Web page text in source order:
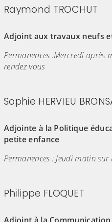
Raymond TROCHUT
Adjoint aux travaux neufs
Permanences :Mercredi
rendez vous
Sophie HERVIEU
Adjointe à la Politique
petite enfance
Permanences : Jeudi matin sur
Philippe FLOQUET